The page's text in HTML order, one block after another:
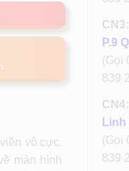
vô cực.
màn hình
CN3:
P.9
(Gọi
839
CN4:
Linh
(Gọi
839